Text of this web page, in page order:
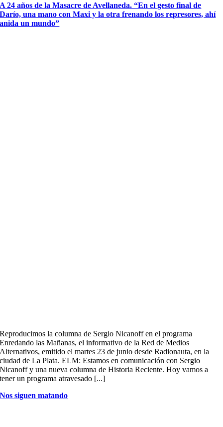
A 24 años de la Masacre de Avellaneda. “En el gesto final de
Darío, una mano con Maxi y la otra frenando los represores, ahí
anida un mundo”
Reproducimos la columna de Sergio Nicanoff en el programa
Enredando las Mañanas, el informativo de la Red de Medios
Alternativos, emitido el martes 23 de junio desde Radionauta, en la
ciudad de La Plata. ELM: Estamos en comunicación con Sergio
Nicanoff y una nueva columna de Historia Reciente. Hoy vamos a
tener un programa atravesado [...]
Nos siguen matando